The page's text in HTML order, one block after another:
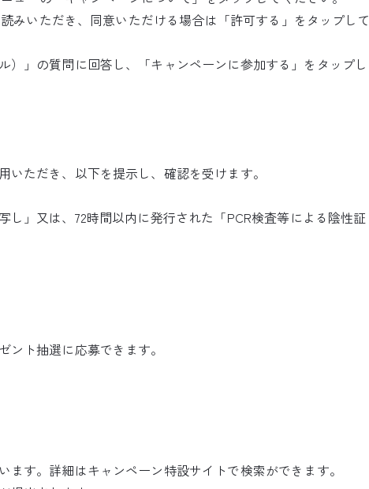
みいただき、同意いただける場合は「許可する」をタップして
」の質問に回答し、「キャンペーンに参加する」をタップし
ただき、以下を提示し、確認を受けます。
」又は、72時間以内に発行された「PCR検査等による陰性証
ト抽選に応募できます。
す。詳細はキャンペーン特設サイトで検索ができます。